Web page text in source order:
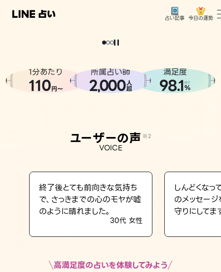
占い記事 今日の運勢
相談事例
LINE占いを開く
※LINEアプリ内のサービスページへ遷移します
どうせなら
。
1分あたり
110円〜
所属占い師
2,000人
超
満足度
98.1※1
%
ユーザーの声 ※2
VOICE
終了後とても前向きな気持ち
で、さっきまでの心のモヤが嘘
のように晴れました。
30代 女性
しんどくなっ
のメッセー
守りにしてま
高満足度の占いを体験してみよう